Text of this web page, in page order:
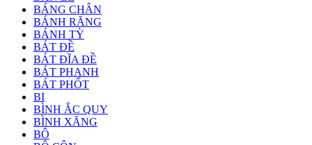
BÁNG CHÂN
BÁNH RĂNG
BÁNH TỲ
BÁT ĐỀ
BÁT ĐĨA ĐỀ
BÁT PHANH
BÁT PHỐT
BI
BÌNH ẮC QUY
BÌNH XĂNG
BÔ